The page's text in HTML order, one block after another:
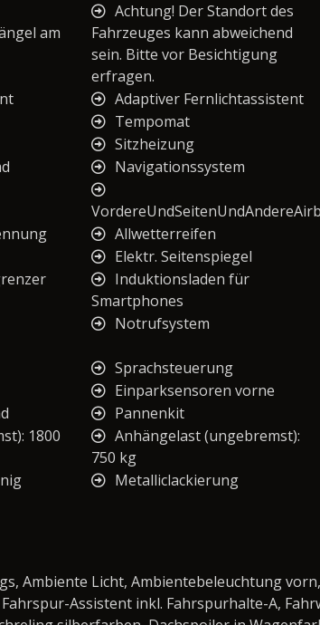
am
Achtung! Der Standort des
Fahrzeuges kann abweichend
sein. Bitte vor Besichtigung
erfragen.
Adaptiver Fernlichtassistent
Tempomat
Sitzheizung
Navigationssystem
Allwetterreifen
Elektr. Seitenspiegel
Induktionsladen für
Smartphones
Notrufsystem
Sprachsteuerung
Einparksensoren vorne
Pannenkit
1800
Anhängelast (ungebremst):
750 kg
Metalliclackierung
Ambiente Licht, Ambientebeleuchtung
Assistent inkl. Fahrspurhalte-A,